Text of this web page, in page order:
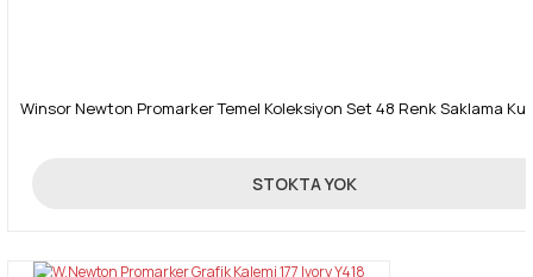
Winsor Newton Promarker Temel Koleksiyon Set 48 Renk Saklama
1.250,00 TL
STOKTA YOK